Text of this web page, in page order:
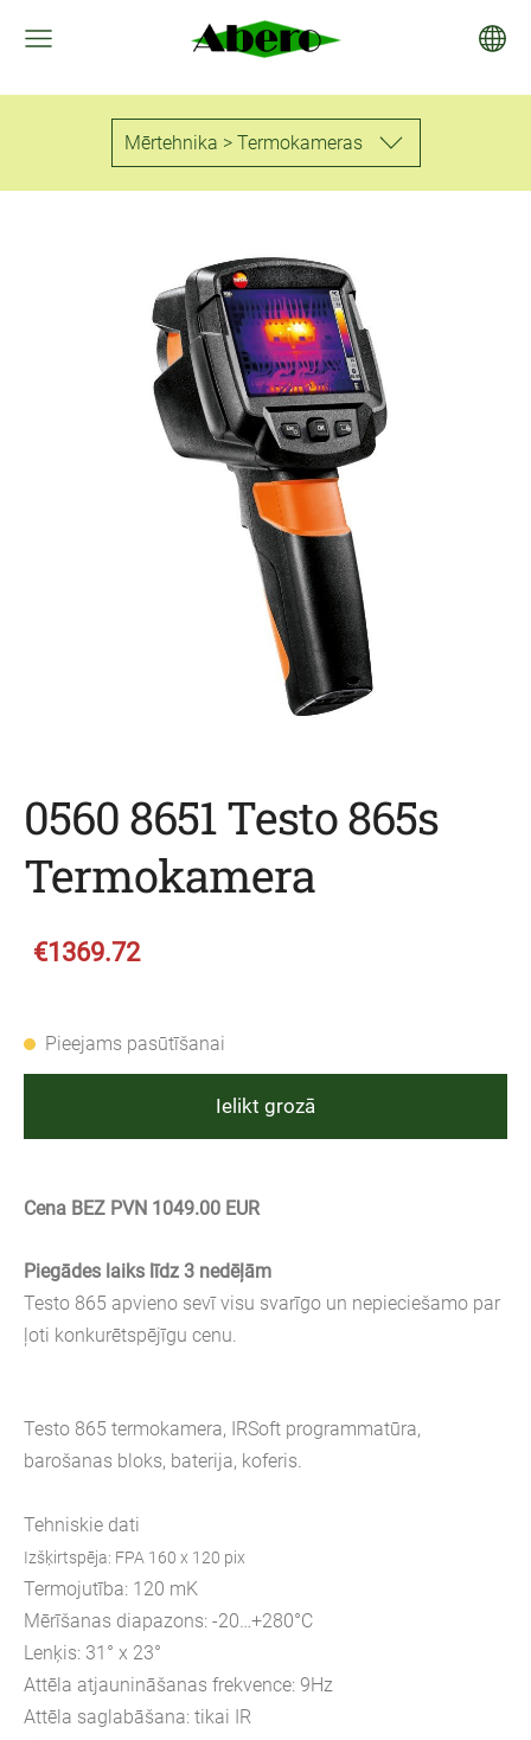
Mērtehnika > Termokameras
0560 8651 Testo 865s
Termokamera
€1369.72
Pieejams pasūtīšanai
Ielikt grozā
Cena BEZ PVN 1049.00 EUR
Piegādes laiks līdz 3 nedēļām
Testo 865 apvieno sevī visu svarīgo un nepieciešamo par
ļoti konkurētspējīgu cenu.
Testo 865 termokamera, IRSoft programmatūra,
barošanas bloks, baterija, koferis.
Tehniskie dati
Izšķirtspēja: FPA 160 x 120 pix
Termojutība: 120 mK
Mērīšanas diapazons: -20…+280°C
Lenķis: 31° x 23°
Attēla atjaunināšanas frekvence: 9Hz
Attēla saglabāšana: tikai IR